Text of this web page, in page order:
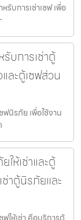
รับการเช่าเซฟ เพื่อ
บการเช่าตู้
ละตู้เซฟส่วน
นิรภัย เพื่อใช้งาน
ห้เช่าและตู้
าตู้นิรภัยและ